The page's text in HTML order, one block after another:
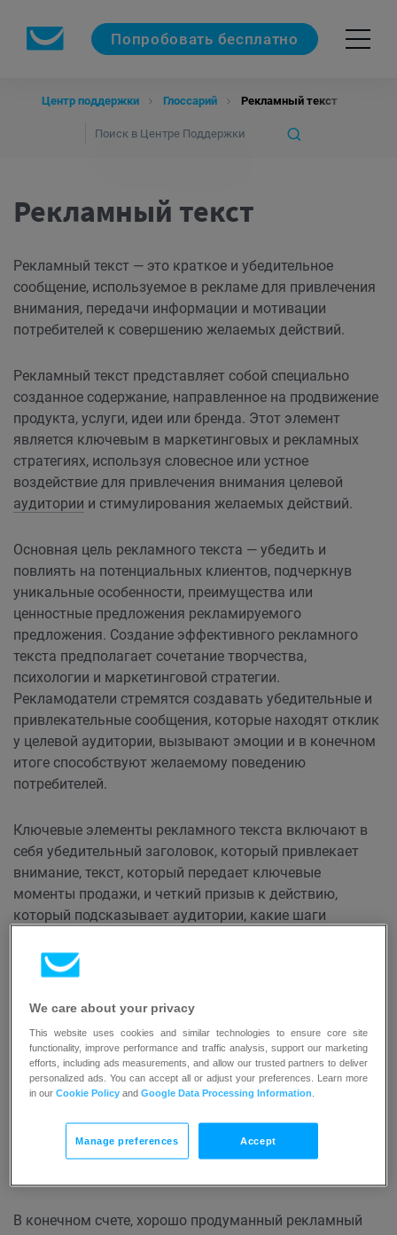
Попробовать бесплатно
Центр поддержки Глоссарий Рекламный текст
Рекламный текст
Рекламный текст — это краткое и убедительное
сообщение, используемое в рекламе для привлечения
внимания, передачи информации и мотивации
потребителей к совершению желаемых действий.
Рекламный текст представляет собой специально
созданное содержание, направленное на продвижение
продукта, услуги, идеи или бренда. Этот элемент
является ключевым в маркетинговых и рекламных
стратегиях, используя словесное или устное
воздействие для привлечения внимания целевой
аудитории и стимулирования желаемых действий.
Основная цель рекламного текста — убедить и
повлиять на потенциальных клиентов, подчеркнув
уникальные особенности, преимущества или
ценностные предложения рекламируемого
предложения. Создание эффективного рекламного
текста предполагает сочетание творчества,
психологии и маркетинговой стратегии.
Рекламодатели стремятся создавать убедительные и
привлекательные сообщения, которые находят отклик
у целевой аудитории, вызывают эмоции и в конечном
итоге способствуют желаемому поведению
потребителей.
Ключевые элементы рекламного текста включают в
себя убедительный заголовок, который привлекает
внимание, текст, который передает ключевые
моменты продажи, и четкий призыв к действию,
который подсказывает аудитории, какие шаги
часто учитывает потребности, желания или болевые
точки целевой аудитории, создавая связь и укрепляя
чувство актуальности.
В эпоху цифровых технологий рекламные тексты
используются в различных средах, включая онлайн-
рекламу, публикации в социальных сетях, кампании по
зависимости от платформы и конкретных целей
В конечном счете, хорошо продуманный рекламный
We care about your privacy
This website uses cookies and similar technologies to ensure core site
functionality, improve performance and traffic analysis, support our marketing
efforts, including ads measurements, and allow our trusted partners to deliver
personalized ads. You can accept all or adjust your preferences. Learn more
in ourCookie Policy andGoogle Data Processing Information
Manage preferences Accept